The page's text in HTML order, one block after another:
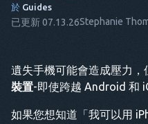
於 Guides
已更新 07.13.26Stephanie
遺失手機可能會造成壓力，
裝置-即使跨越 Android 和
如果您想知道「我可以用